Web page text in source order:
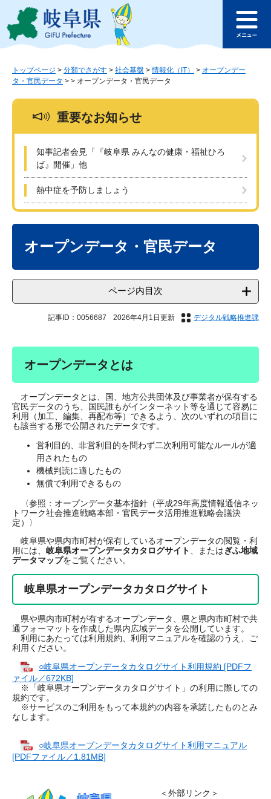
ジ
ュ
このページの本文へ
ュ
トップページ > 分類でさがす > 社会基盤 >情報化（IT） > オープンデー
タ・官民データ > > オープンデータ・官民データ
重要なお知らせ
知事記者会見「『岐阜県 みんなの健康・福祉ひろ
ば』開催」他
熱中症を予防しましょう
オープンデータ・官民データ
ページ内目次
記事ID：0056687 2026年4月1日更新 デジタル戦略推進課
オープンデータとは
オープンデータとは、国、地方公共団体及び事業者が保有する
官民データのうち、国民誰もがインターネット等を通じて容易に
利用（加工、編集、再配布等）できるよう、次のいずれの項目に
も該当する形で公開されたデータです。
営利目的、非営利目的を問わず二次利用可能なルールが適
用されたもの
機械判読に適したもの
無償で利用できるもの
〈参照：オープンデータ基本指針（平成29年高度情報通信ネッ
トワーク社会推進戦略本部・官民データ活用推進戦略会議決
定）〉
岐阜県や県内市町村が保有しているオープンデータの閲覧・利
用には、 岐阜県オープンデータカタログサイト、またはぎふ地域
データマップをご覧ください。
岐阜県オープンデータカタログサイト
県や県内市町村が有するオープンデータ、県と県内市町村で共
通フォーマットを作成した県内広域データを公開しています。
利用にあたっては利用規約、利用マニュアルを確認のうえ、ご
利用ください。
○岐阜県オープンデータカタログサイト利用規約 [PDFフ
ァイル／672KB]
※「岐阜県オープンデータカタログサイト」の利用に際しての
規約です。
※サービスのご利用をもって本規約の内容を承諾したものとみ
なします。
○岐阜県オープンデータカタログサイト利用マニュアル
[PDFファイル／1.81MB]
＜外部リンク＞